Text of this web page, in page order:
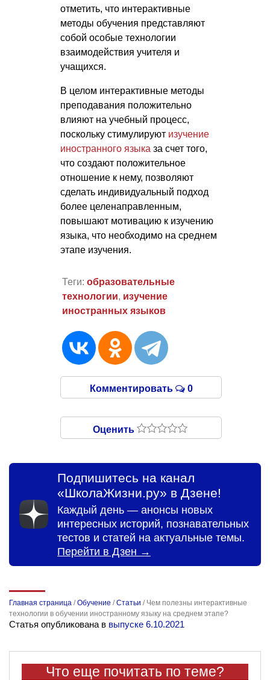
отметить, что интерактивные
методы обучения представляют
собой особые технологии
взаимодействия учителя и
учащихся.
В целом интерактивные методы
преподавания положительно
влияют на учебный процесс,
поскольку стимулируют изучение
иностранного языка за счет того,
что создают положительное
отношение к нему, позволяют
сделать индивидуальный подход
более целенаправленным,
повышают мотивацию к изучению
языка, что необходимо на среднем
этапе изучения.
Теги: образовательные
технологии, изучение
иностранных языков
Комментировать 0
Оценить
Подпишитесь на канал
«ШколаЖизни.ру» в Дзене!
Каждый день — анонсы новых
интересных историй, познавательных
тестов и статей на актуальные темы.
Перейти в Дзен →
Главная страница /Обучение /Статьи / Чем полезны интерактивные
технологии в обучении иностранному языку на среднем этапе?
Статья опубликована в выпуске 6.10.2021
Что еще почитать по теме?